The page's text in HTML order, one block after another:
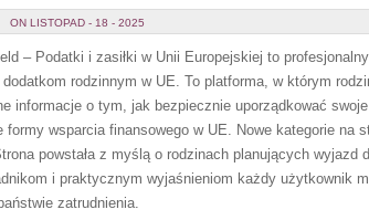
ON LISTOPAD - 18 - 2025
– Podatki i zasiłki w Unii Europejskiej to
rodzinnym w UE. To platforma, w którym
informacje o tym, jak bezpiecznie uporządkować
formy wsparcia finansowego w UE. Nowe kategorie na
powstała z myślą o rodzinach planujących wyjazd
i praktycznym wyjaśnieniom każdy użytkownik
zatrudnienia.